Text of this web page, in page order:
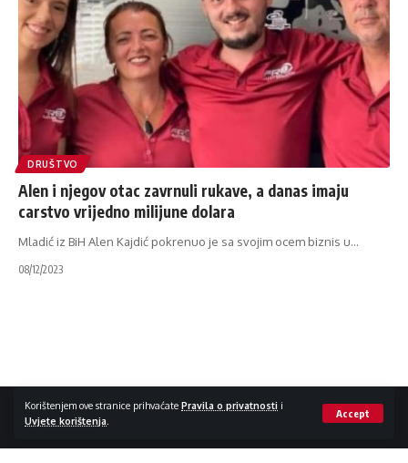
Korištenjem ove stranice prihvaćate Pravila o privatnosti i
Uvjete korištenja
Accept
DRUŠTVO
Alen i njegov otac zavrnuli rukave, a danas imaju
carstvo vrijedno milijune dolara
Mladić iz BiH Alen Kajdić pokrenuo je sa svojim ocem biznis u…
08/12/2023
Impressum / Kontakt Zaštita privatnosti